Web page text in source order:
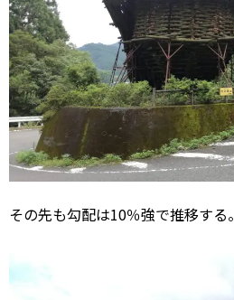
その先も勾配は10％強で推移する。